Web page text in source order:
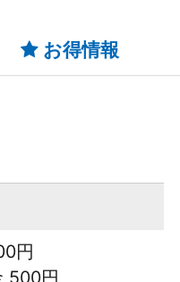
お得情報
円
500円